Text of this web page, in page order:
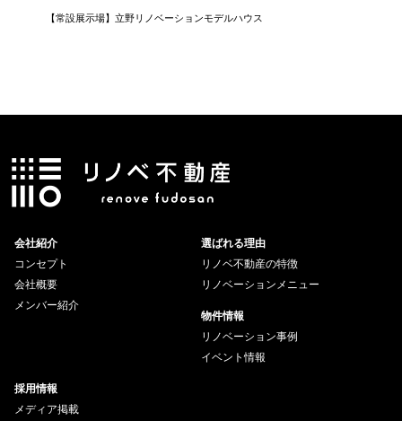
【常設展示場】立野リノベーションモデルハウス
会社紹介
コンセプト
会社概要
メンバー紹介
選ばれる理由
リノベ不動産の特徴
リノベーションメニュー
物件情報
リノベーション事例
イベント情報
採用情報
メディア掲載